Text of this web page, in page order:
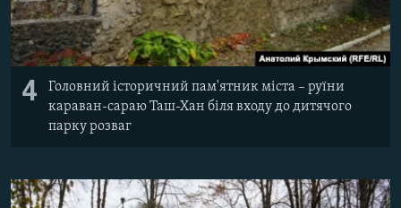
4
Головний історичний пам'ятник міста – руїни
караван-сараю Таш-Хан біля входу до дитячого
парку розваг